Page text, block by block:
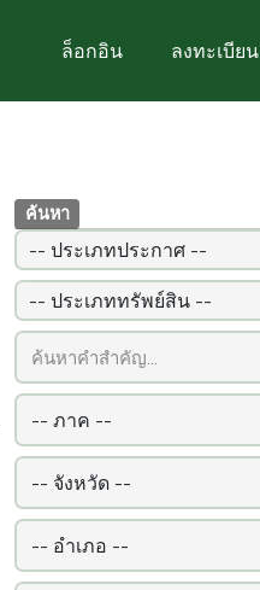
ล็อกอิน ลงทะเบียน
ค้นหา